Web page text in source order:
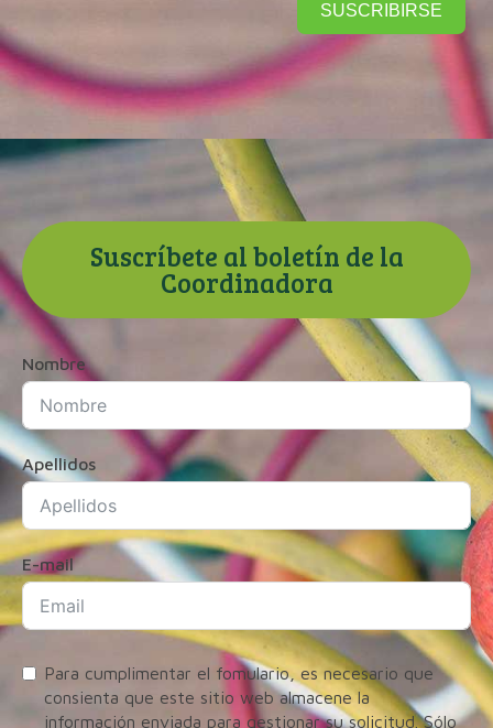
SUSCRIBIRSE
Suscríbete al boletín de la
Coordinadora
Nombre
Apellidos
E-mail
Para cumplimentar el fomulario, es necesario que
consienta que este sitio web almacene la
información enviada para gestionar su solicitud. Sólo